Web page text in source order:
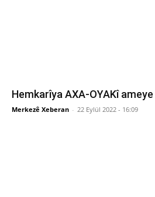
Hemkarîya AXA-OYAKî
Merkezê Xeberan - 22 Eylül 2022 - 16:09